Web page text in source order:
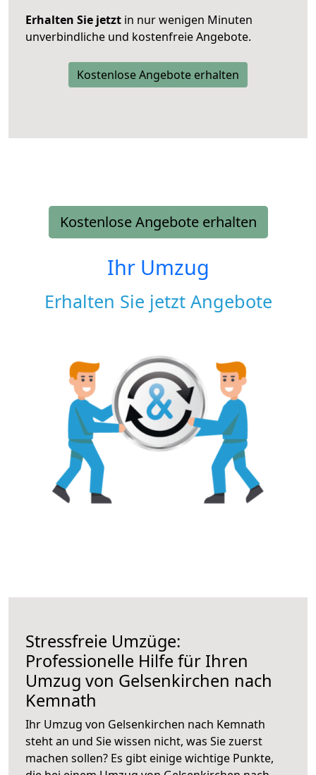
Erhalten Sie jetzt in nur wenigen Minuten
unverbindliche und kostenfreie Angebote.
Kostenlose Angebote erhalten
Kostenlose Angebote erhalten
Ihr Umzug
Erhalten Sie jetzt Angebote
Stressfreie Umzüge:
Professionelle Hilfe für Ihren
Umzug von Gelsenkirchen nach
Kemnath
Ihr Umzug von Gelsenkirchen nach Kemnath
steht an und Sie wissen nicht, was Sie zuerst
machen sollen? Es gibt einige wichtige Punkte,